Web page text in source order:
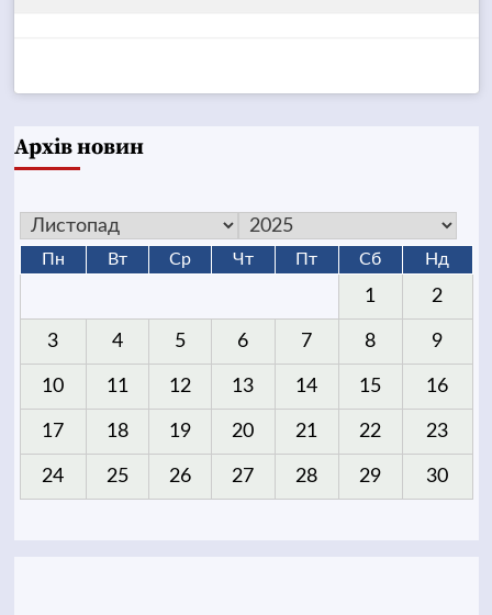
Архів новин
Пн Вт Ср Чт Пт Сб Нд
1 2
3 4 5 6 7 8 9
10 11 12 13 14 15 16
17 18 19 20 21 22 23
24 25 26 27 28 29 30